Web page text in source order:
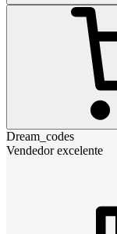
Dream_codes
Vendedor excelente